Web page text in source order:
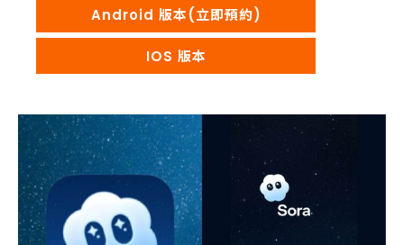
Android 版本(立即預約)
IOS 版本